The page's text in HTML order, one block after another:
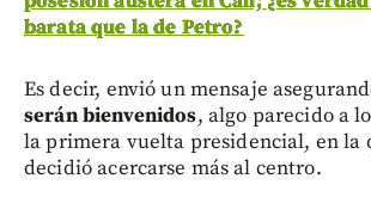
barata que la de Petro?
Es decir, envió un mensaje
serán bienvenidos, algo parecido a
la primera vuelta presidencial, en la
decidió acercarse más al centro.